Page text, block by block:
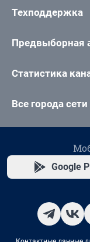
Техподдержка
Предвыборная
Статистика
Все города сети
Google